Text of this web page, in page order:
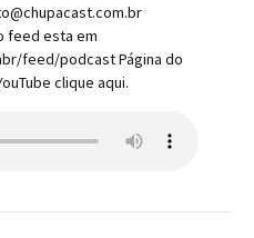
feed esta em
feed/podcast Página do
clique aqui.